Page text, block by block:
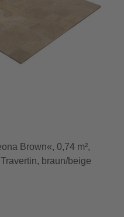
Brown«, 0,74 m²,
braun/beige